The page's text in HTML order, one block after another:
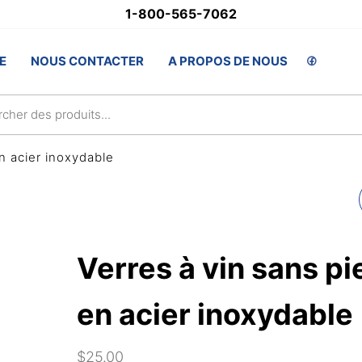
1-800-565-7062
NOUS CONTACTER A PROPOS DE NOUS
acier inoxydable
Verres à vin sans
en acier inoxydable
$25.00